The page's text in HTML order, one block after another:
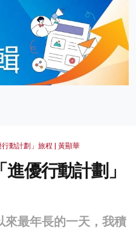
動計劃」旅程 | 黃顯華
優行動計劃」
來最年長的一天，我積